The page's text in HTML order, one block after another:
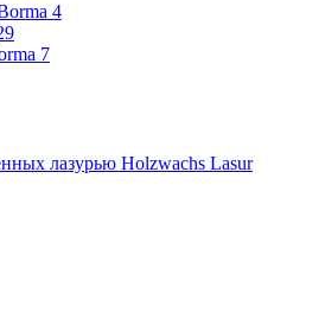
4
7
лазурью Holzwachs Lasur